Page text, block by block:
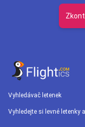
Vyhledávač letenek
Vyhledejte si levné letenky